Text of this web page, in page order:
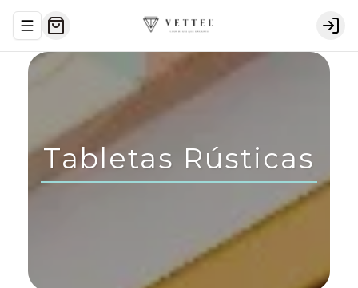
Abrir menu de navegación
Tabletas Rústicas